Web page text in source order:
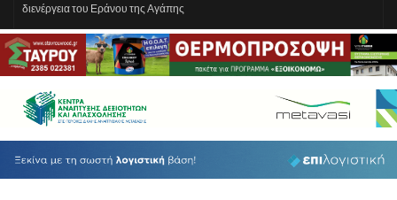
διενέργεια του Εράνου της Αγάπης